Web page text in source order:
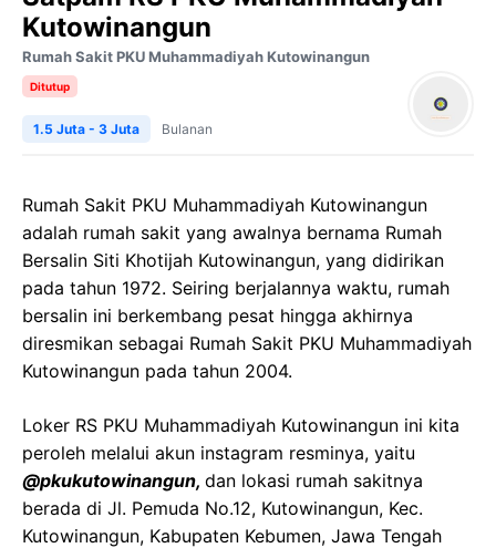
Kutowinangun
Rumah Sakit PKU Muhammadiyah Kutowinangun
Ditutup
1.5 Juta - 3 Juta Bulanan
Rumah Sakit PKU Muhammadiyah Kutowinangun
adalah rumah sakit yang awalnya bernama Rumah
Bersalin Siti Khotijah Kutowinangun, yang didirikan
pada tahun 1972. Seiring berjalannya waktu, rumah
bersalin ini berkembang pesat hingga akhirnya
diresmikan sebagai Rumah Sakit PKU Muhammadiyah
Kutowinangun pada tahun 2004.
Loker RS PKU Muhammadiyah Kutowinangun ini kita
peroleh melalui akun instagram resminya, yaitu
@pkukutowinangun, dan lokasi rumah sakitnya
berada di Jl. Pemuda No.12, Kutowinangun, Kec.
Kutowinangun, Kabupaten Kebumen, Jawa Tengah